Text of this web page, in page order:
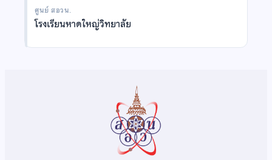
ศูนย์ สอวน.
โรงเรียนหาดใหญ่วิทยาลัย